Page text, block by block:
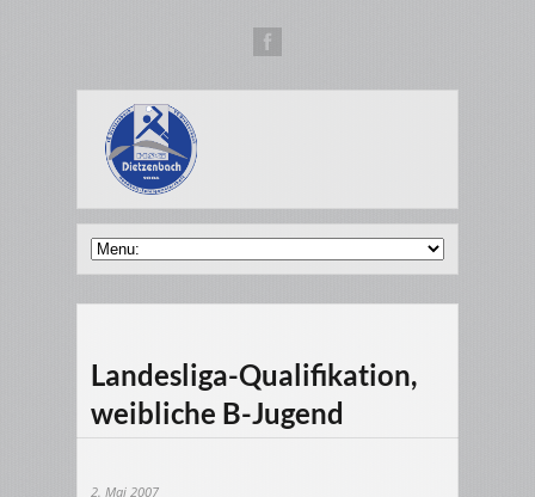
Landesliga-Qualifikation,
weibliche B-Jugend
2. Mai 2007